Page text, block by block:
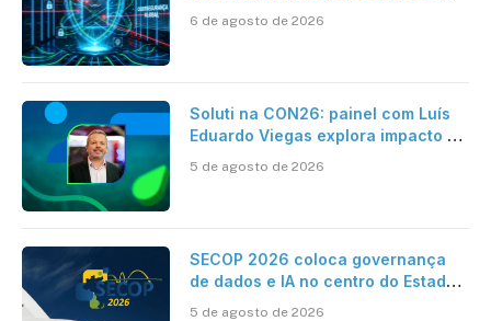
6 de agosto de 2026
Soluti na CON26: painel com Luís
Eduardo Viegas explora impacto de
Contabilidade
5 de agosto de 2026
SECOP 2026 coloca governança
de dados e IA no centro do Estado
5 de agosto de 2026